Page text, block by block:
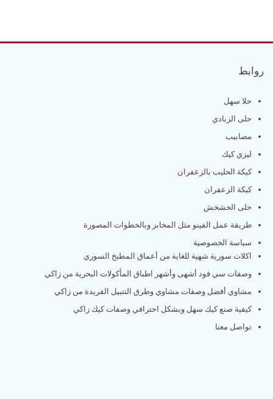
روابط
حلا سهل
حلى الزبادي
مصابيب
ليزي كيك
كيكة الحليب بالزعفران
كيكة الزعفران
حلى الخشخش
طريقة عمل الفينو مثل المخابز وبالخطوات المصورة
سياسة الخصوصية
اكلات سورية شهية للغاية من أعماق المطبخ السوري
وصفات سي فود أشهى وأشهر اطباق المأكولات البحرية من زاكي
مشاوي أفضل وصفات مشاوي وطرق التتبيل الفريدة من زاكي
كيفية صنع كيك سهل وبشكل احترافي وصفات كيك زاكي
تواصل معنا